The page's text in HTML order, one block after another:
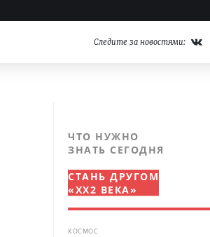
Следите за новостями:
ЧТО НУЖНО
ЗНАТЬ СЕГОДНЯ
СТАНЬ ДРУГОМ
«XX2 ВЕКА»
КОСМОС